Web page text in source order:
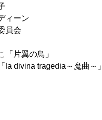
ィーン
員会
片翼の鳥」
divina tragedia～魔曲～」